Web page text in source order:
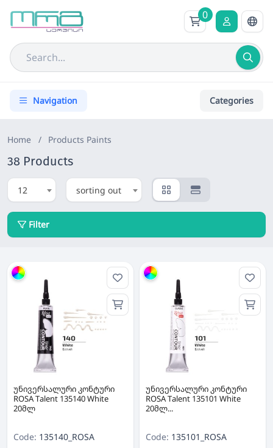
0
Navigation Categories
Home / Products Paints
38 Products
12 sorting out
Filter
უნივერსალური კონტური
ROSA Talent 135140 White
20მლ
Code: 135140_ROSA
უნივერსალური კონტური
ROSA Talent 135101 White
20მლ...
Code: 135101_ROSA